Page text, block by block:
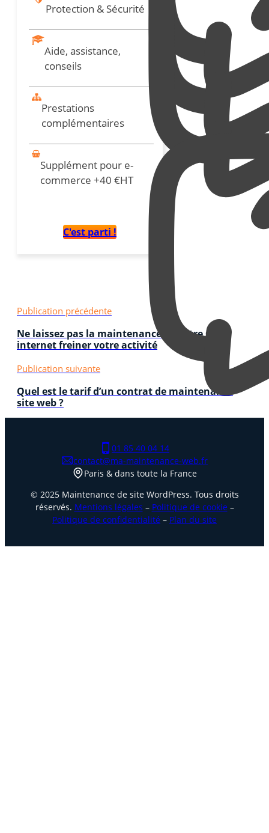
Protection & Sécurité
Aide, assistance,
conseils
Prestations
complémentaires
Supplément pour e-
commerce +40 €HT
C'est parti !
Publication précédente
Ne laissez pas la maintenance de votre site
internet freiner votre activité
Publication suivante
Quel est le tarif d’un contrat de maintenance
site web ?
01 85 40 04 14
contact@ma-maintenance-web.fr
Paris & dans toute la France
© 2025 Maintenance de site WordPress. Tous droits
réservés. Mentions légales – Politique de cookie –
Politique de confidentialité – Plan du site